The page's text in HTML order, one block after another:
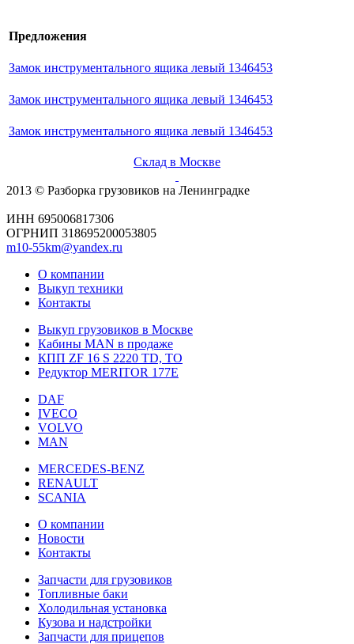
Предложения
Замок инструментального ящика левый 1346453
Замок инструментального ящика левый 1346453
Замок инструментального ящика левый 1346453
Склад в Москве
2013 © Разборка грузовиков на Ленинградке
ИНН 695006817306
ОГРНИП 318695200053805
m10-55km@yandex.ru
О компании
Выкуп техники
Контакты
Выкуп грузовиков в Москве
Кабины MAN в продаже
КПП ZF 16 S 2220 TD, TO
Редуктор MERITOR 177Е
DAF
IVECO
VOLVO
MAN
MERCEDES-BENZ
RENAULT
SCANIA
О компании
Новости
Контакты
Запчасти для грузовиков
Топливные баки
Холодильная установка
Кузова и надстройки
Запчасти для прицепов